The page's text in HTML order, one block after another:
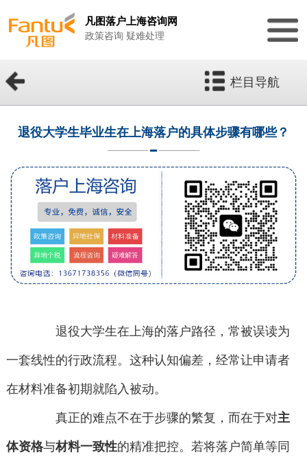
凡图落户上海咨询网
政策咨询 疑难处理
栏目导航
退役大学生毕业生在上海落户的具体步骤有哪些？
退役大学生在上海的落户路径，常被误读为
一套线性的行政流程。这种认知偏差，经常让申请者
在材料准备初期就陷入被动。
真正的难点不在于步骤的繁复，而在于对主
体资格与材料一致性的精准把控。若将落户简单等同